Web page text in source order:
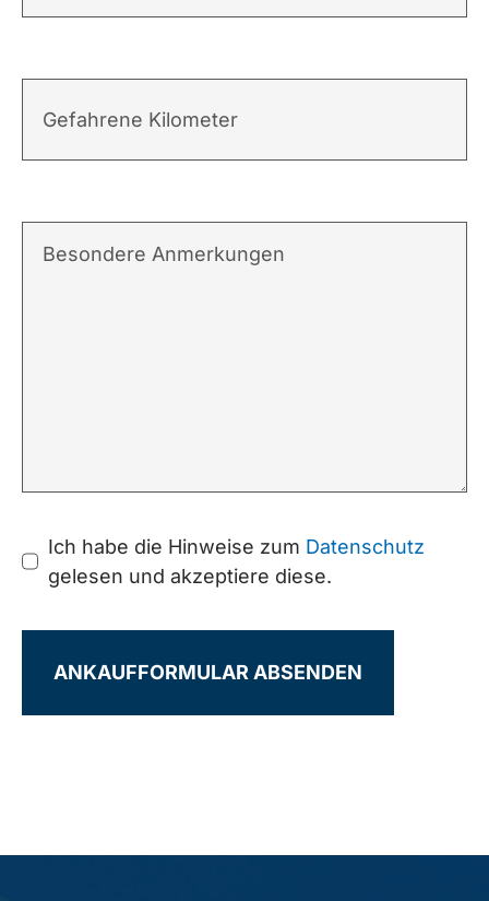
Ich habe die Hinweise zum Datenschutz
gelesen und akzeptiere diese.
ANKAUFFORMULAR ABSENDEN